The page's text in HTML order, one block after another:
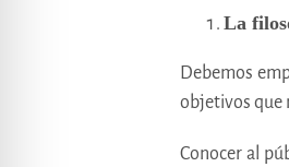
La
Debemos
objetivos que
Conocer al